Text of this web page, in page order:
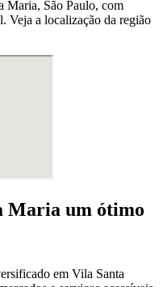
Maria, São Paulo, com
Veja a localização da região
Maria um ótimo
em Vila Santa